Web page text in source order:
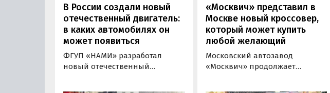
В России создали новый
отечественный двигатель:
в каких автомобилях он
может появиться
ФГУП «НАМИ» разработал
новый отечественный
«Москвич» представил в
Москве новый кроссовер,
который может купить
любой желающий
Московский автозавод
«Москвич» продолжает